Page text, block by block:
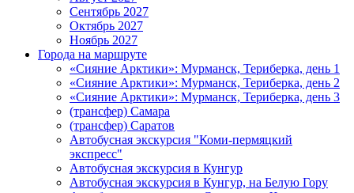
Сентябрь 2027
Октябрь 2027
Ноябрь 2027
Города на маршруте
«Сияние Арктики»: Мурманск, Териберка, день 1
«Сияние Арктики»: Мурманск, Териберка, день 2
«Сияние Арктики»: Мурманск, Териберка, день 3
(трансфер) Самара
(трансфер) Саратов
Автобусная экскурсия "Коми-пермяцкий
экспресс"
Автобусная экскурсия в Кунгур
Автобусная экскурсия в Кунгур, на Белую Гору